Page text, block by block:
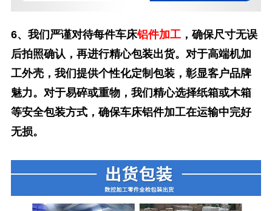
6、 我们严谨对待每件车床铝件加工，确保尺寸无误
后拍照确认，再进行精心包装出货。对于高端机加
工外壳，我们提供个性化定制包装，彰显客户品牌
魅力。对于易碎或重物，我们精心选择纸箱或木箱
等安全包装方式，确保车床铝件加工在运输中完好
无损。